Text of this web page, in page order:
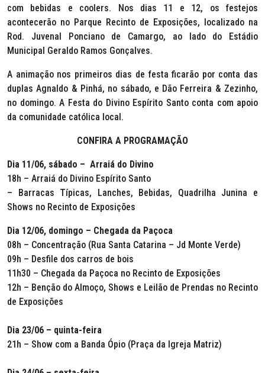
com bebidas e coolers. Nos dias 11 e 12, os festejos
acontecerão no Parque Recinto de Exposições, localizado na
Rod. Juvenal Ponciano de Camargo, ao lado do Estádio
Municipal Geraldo Ramos Gonçalves.
A animação nos primeiros dias de festa ficarão por conta das
duplas Agnaldo & Pinhá, no sábado, e Dão Ferreira & Zezinho,
no domingo. A Festa do Divino Espírito Santo conta com apoio
da comunidade católica local.
CONFIRA A PROGRAMAÇÃO
Dia 11/06, sábado – Arraiá do Divino
18h – Arraiá do Divino Espírito Santo
– Barracas Típicas, Lanches, Bebidas, Quadrilha Junina e
Shows no Recinto de Exposições
Dia 12/06, domingo – Chegada da Paçoca
08h – Concentração (Rua Santa Catarina – Jd Monte Verde)
09h – Desfile dos carros de bois
11h30 – Chegada da Paçoca no Recinto de Exposições
12h – Benção do Almoço, Shows e Leilão de Prendas no Recinto
de Exposições
Dia 23/06 – quinta-feira
21h – Show com a Banda Ópio (Praça da Igreja Matriz)